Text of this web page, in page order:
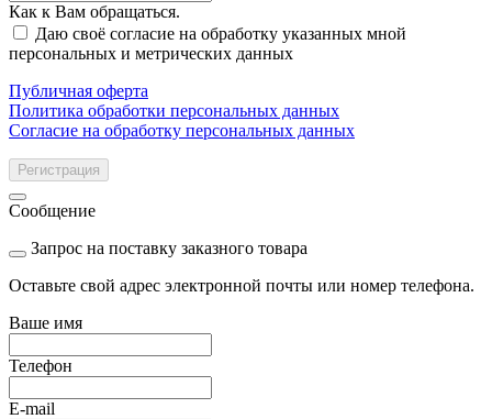
Как к Вам обращаться.
Даю своё согласие на обработку указанных мной
персональных и метрических данных
Публичная оферта
Политика обработки персональных данных
Согласие на обработку персональных данных
Регистрация
Сообщение
Запрос на поставку заказного товара
Оставьте свой адрес электронной почты или номер телефона.
Ваше имя
Телефон
E-mail